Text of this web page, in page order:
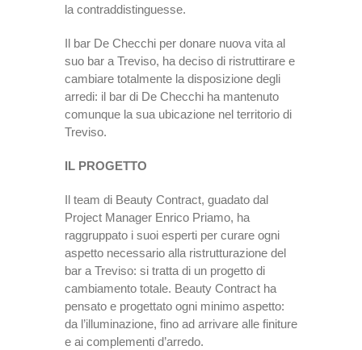
la contraddistinguesse.
Il bar De Checchi per donare nuova vita al
suo bar a Treviso, ha deciso di ristruttirare e
cambiare totalmente la disposizione degli
arredi: il bar di De Checchi ha mantenuto
comunque la sua ubicazione nel territorio di
Treviso.
IL PROGETTO
Il team di Beauty Contract, guadato dal
Project Manager Enrico Priamo, ha
raggruppato i suoi esperti per curare ogni
aspetto necessario alla ristrutturazione del
bar a Treviso: si tratta di un progetto di
cambiamento totale. Beauty Contract ha
pensato e progettato ogni minimo aspetto:
da l’illuminazione, fino ad arrivare alle finiture
e ai complementi d’arredo.